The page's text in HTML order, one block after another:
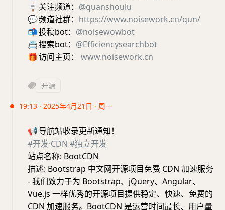
🪧 关注频道： @quanshoulu
💬频道社群： https://www.noisework.cn/qun/
📬投稿bot： @noisewowbot
📇搜索bot： @Efficiencysearchbot
🎁访问主页： www.noisework.cn
开源
19:13 · 2025年4月21日 · 周一
📢导航站收录更新通知！
#开发·CDN #独立开发
站点名称: BootCDN
描述: Bootstrap 中文网开源项目免费 CDN 加速服务
- 我们致力于为 Bootstrap、jQuery、Angular、
Vue.js 一样优秀的开源项目提供稳定、快速、免费的
CDN 加速服务。BootCDN 是运营时间最长、用户量